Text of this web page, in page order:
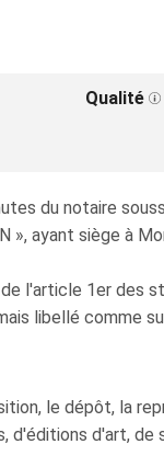
Qualité
du notaire
», ayant siège à
l'article 1er des
libellé comme
le dépôt, la
d'art, de